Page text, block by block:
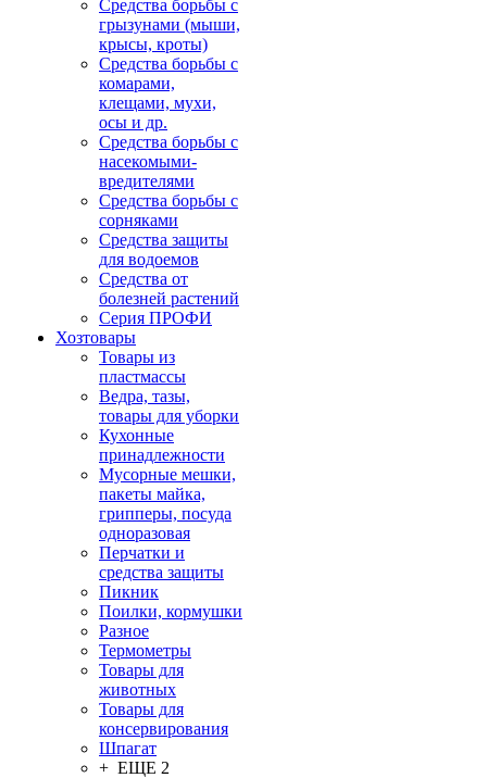
Средства борьбы с
грызунами (мыши,
крысы, кроты)
Средства борьбы с
комарами,
клещами, мухи,
осы и др.
Средства борьбы с
насекомыми-
вредителями
Средства борьбы с
сорняками
Средства защиты
для водоемов
Средства от
болезней растений
Серия ПРОФИ
Хозтовары
Товары из
пластмассы
Ведра, тазы,
товары для уборки
Кухонные
принадлежности
Мусорные мешки,
пакеты майка,
грипперы, посуда
одноразовая
Перчатки и
средства защиты
Пикник
Поилки, кормушки
Разное
Термометры
Товары для
животных
Товары для
консервирования
Шпагат
+ ЕЩЕ 2